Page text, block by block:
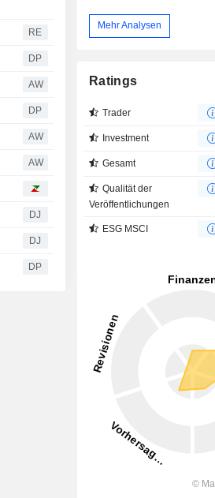
RE
DP
AW
DP
AW
AW
DJ
DJ
DP
Mehr Analysen
Ratings
Trader
Investment
Gesamt
Qualität der
Veröffentlichungen
ESG MSCI